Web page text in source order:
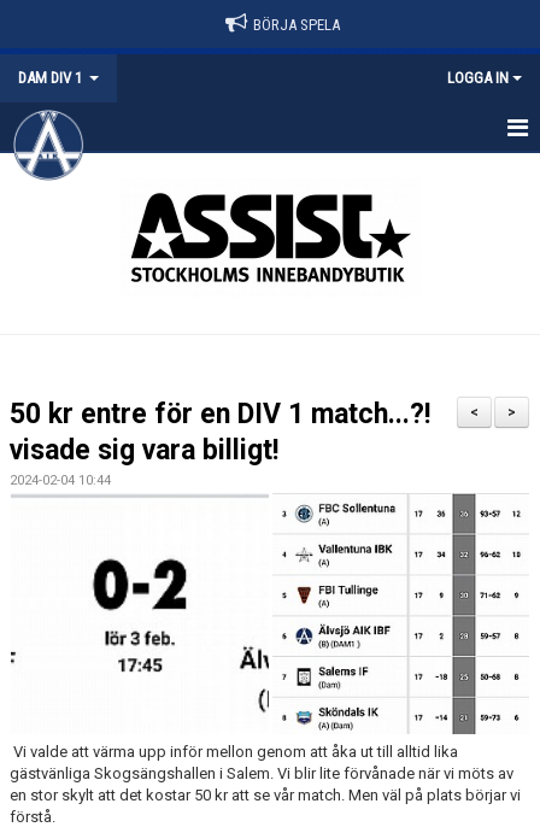
BÖRJA SPELA
DAM DIV 1 LOGGA IN
HEM
DOKUMENT
KONTAKT
>
<
50 kr entre för en DIV 1 match...?!
visade sig vara billigt!
2024-02-04 10:44
Vi valde att värma upp inför mellon genom att åka ut till alltid lika
gästvänliga Skogsängshallen i Salem. Vi blir lite förvånade när vi möts av
en stor skylt att det kostar 50 kr att se vår match. Men väl på plats börjar vi
förstå.